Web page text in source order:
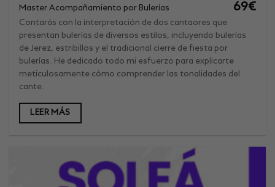
Master Acompañamiento por Bulerías 69€
Contarás con la interpretación de dos cantaores que
presentan bulerías de diversos estilos, incluyendo bulerías
de Jerez, estribillos y el tradicional cierre de fiesta por
bulerías. He dedicado todo mi esfuerzo para explicarte
meticulosamente cómo comprender las tonalidades del
cante.
LEER MÁS